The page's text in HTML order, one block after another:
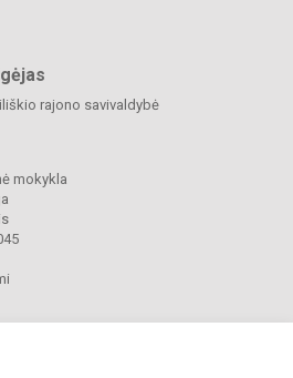
rajono savivaldybė
mokykla